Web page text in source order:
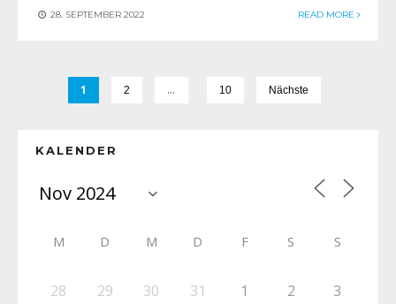
28. SEPTEMBER 2022 READ MORE
1 2 … 10 Nächste
KALENDER
M D M D F S S
28 29 30 31 1 2 3